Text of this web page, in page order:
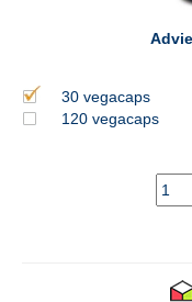
30 vegacaps
120 vegacaps